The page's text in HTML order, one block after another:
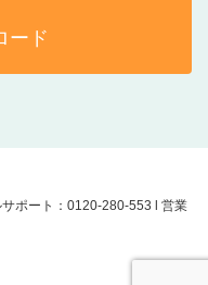
ード
ポート：0120-280-553 l 営業